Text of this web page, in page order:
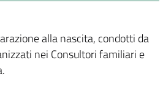
alla nascita, condotti da
nei Consultori familiari e